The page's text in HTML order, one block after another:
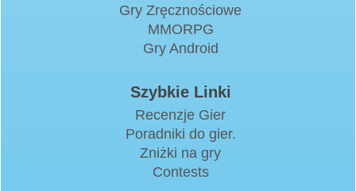
Gry Zręcznościowe
MMORPG
Gry Android
Szybkie Linki
Recenzje Gier
Poradniki do gier.
Zniżki na gry
Contests